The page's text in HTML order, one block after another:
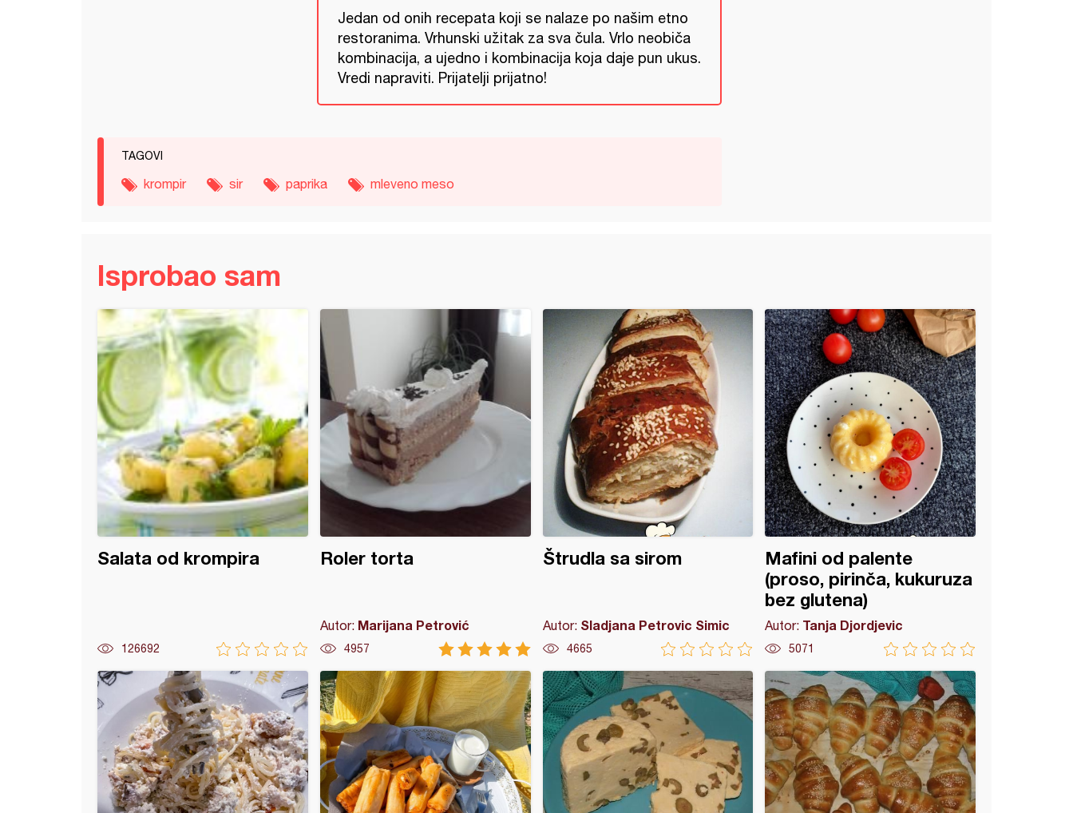
Jedan od onih recepata koji se nalaze po našim etno
restoranima. Vrhunski užitak za sva čula. Vrlo neobiča
kombinacija, a ujedno i kombinacija koja daje pun ukus.
Vredi napraviti. Prijatelji prijatno!
TAGOVI
krompir sir paprika mleveno meso
Isprobao sam
Salata od krompira
126692
Roler torta
Autor: Marijana Petrović
4957
Štrudla sa sirom
Autor: Sladjana Petrovic Simic
4665
Mafini od palente
(proso, pirinča, kukuruza
bez glutena)
Autor: Tanja Djordjevic
5071
od palente (proso, pirinča, kukuruza bez glutena)